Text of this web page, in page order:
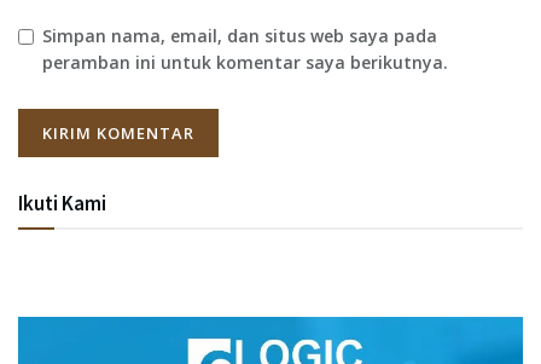
Simpan nama, email, dan situs web saya pada
peramban ini untuk komentar saya berikutnya.
Ikuti Kami